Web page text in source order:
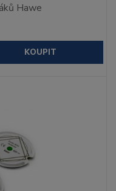
Hawe
KOUPIT